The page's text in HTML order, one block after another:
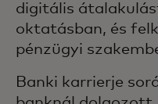
digitális
oktatásban, és
pénzügyi
Banki karrierje